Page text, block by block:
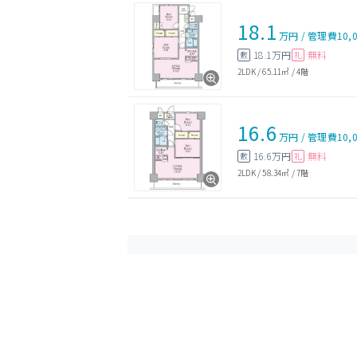
18.1 万円 /管理費
敷 18.1万円 礼 無料
2LDK/65.11㎡ /4階
16.6 万円 /管理費
敷 16.6万円 礼 無料
2LDK/58.34㎡ /7階